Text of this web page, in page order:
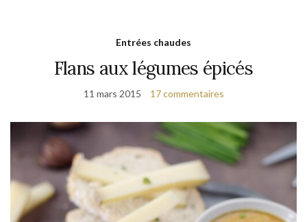
Entrées chaudes
Flans aux légumes épicés
11 mars 2015 17 commentaires